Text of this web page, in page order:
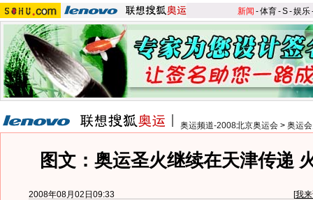
新闻 -体育-S-娱乐
奥运频道-2008北京奥运会 > 奥运
图文：奥运圣火继续在天津传递
2008年08月02日09:33 [我